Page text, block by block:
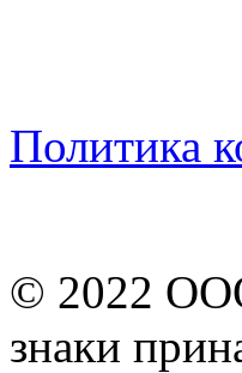
Политика
© 2022
знаки